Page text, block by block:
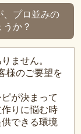
、プロ並みの
か？
ません。
様のご要望を
が決まって
りに悩む時
できる環境